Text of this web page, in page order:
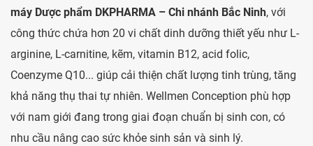
máy Dược phẩm DKPHARMA – Chi nhánh Bắc Ninh, với
công thức chứa hơn 20 vi chất dinh dưỡng thiết yếu như L-
arginine, L-carnitine, kẽm, vitamin B12, acid folic,
Coenzyme Q10... giúp cải thiện chất lượng tinh trùng, tăng
khả năng thụ thai tự nhiên. Wellmen Conception phù hợp
với nam giới đang trong giai đoạn chuẩn bị sinh con, có
nhu cầu nâng cao sức khỏe sinh sản và sinh lý.